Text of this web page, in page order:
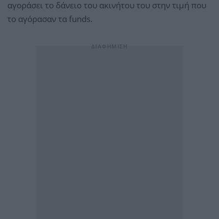
αγοράσει το δάνειο του ακινήτου του στην τιμή που
το αγόρασαν τα funds.